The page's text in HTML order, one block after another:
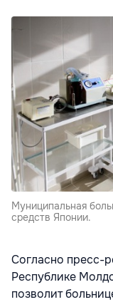
Муниципальная
средств Японии.
Согласно пресс-
Республике
позволит